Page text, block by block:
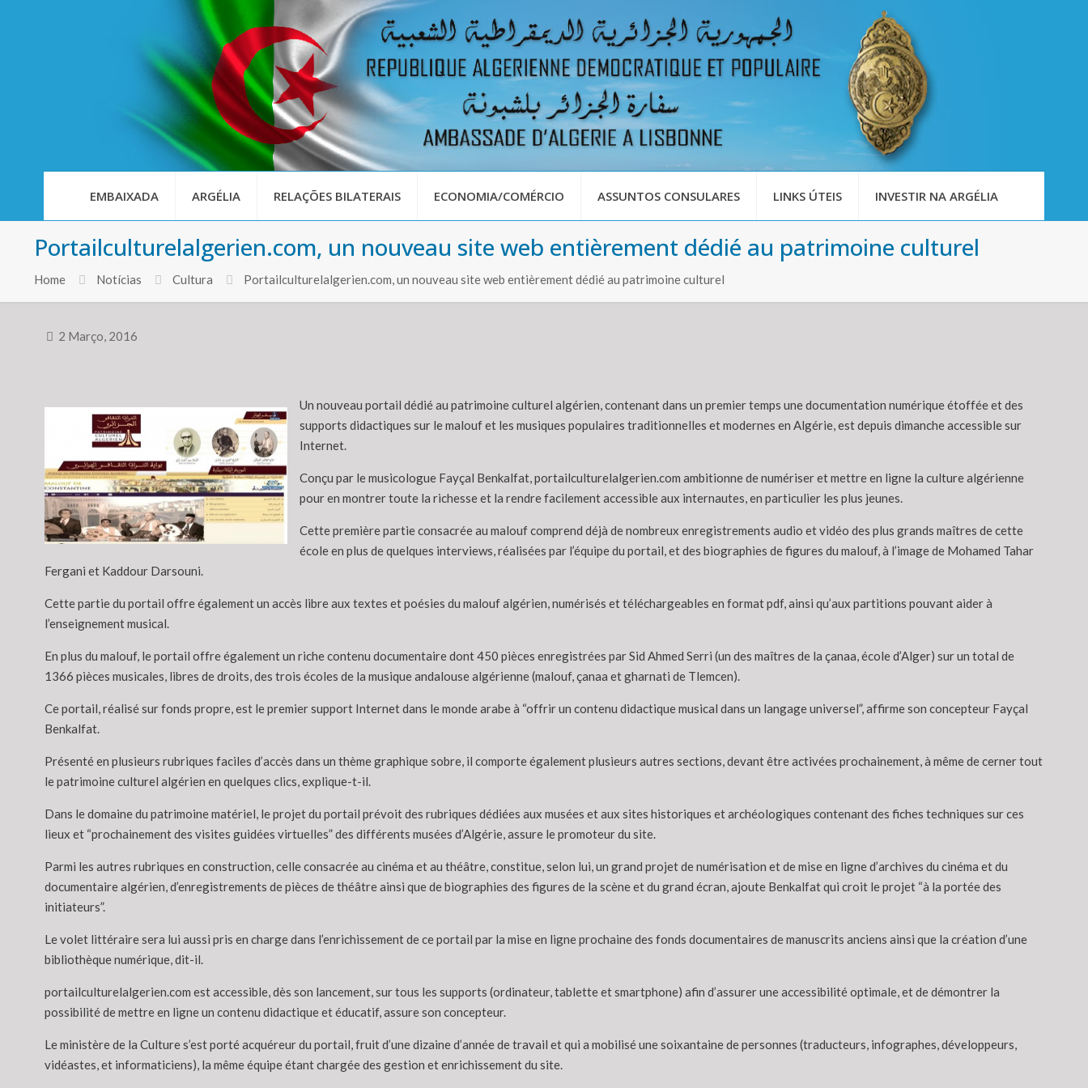
EMBAIXADA ARGÉLIA RELAÇÕES BILATERAIS ECONOMIA/COMÉRCIO ASSUNTOS CONSULARES LINKS ÚTEIS INVESTIR NA ARGÉLIA
Portailculturelalgerien.com, un nouveau site web entièrement dédié au patrimoine culturel
Home Notícias Cultura Portailculturelalgerien.com, un nouveau site web entièrement dédié au patrimoine culturel
2 Março, 2016
Un nouveau portail dédié au patrimoine culturel algérien, contenant dans un premier temps une documentation numérique étoffée et des
supports didactiques sur le malouf et les musiques populaires traditionnelles et modernes en Algérie, est depuis dimanche accessible sur
Internet.
Conçu par le musicologue Fayçal Benkalfat, portailculturelalgerien.com ambitionne de numériser et mettre en ligne la culture algérienne
pour en montrer toute la richesse et la rendre facilement accessible aux internautes, en particulier les plus jeunes.
Cette première partie consacrée au malouf comprend déjà de nombreux enregistrements audio et vidéo des plus grands maîtres de cette
école en plus de quelques interviews, réalisées par l’équipe du portail, et des biographies de figures du malouf, à l’image de Mohamed Tahar
Fergani et Kaddour Darsouni.
Cette partie du portail offre également un accès libre aux textes et poésies du malouf algérien, numérisés et téléchargeables en format pdf, ainsi qu’aux partitions pouvant aider à
l’enseignement musical.
En plus du malouf, le portail offre également un riche contenu documentaire dont 450 pièces enregistrées par Sid Ahmed Serri (un des maîtres de la çanaa, école d’Alger) sur un total de
1366 pièces musicales, libres de droits, des trois écoles de la musique andalouse algérienne (malouf, çanaa et gharnati de Tlemcen).
Ce portail, réalisé sur fonds propre, est le premier support Internet dans le monde arabe à “offrir un contenu didactique musical dans un langage universel”, affirme son concepteur Fayçal
Benkalfat.
Présenté en plusieurs rubriques faciles d’accès dans un thème graphique sobre, il comporte également plusieurs autres sections, devant être activées prochainement, à même de cerner tout
le patrimoine culturel algérien en quelques clics, explique-t-il.
Dans le domaine du patrimoine matériel, le projet du portail prévoit des rubriques dédiées aux musées et aux sites historiques et archéologiques contenant des fiches techniques sur ces
lieux et “prochainement des visites guidées virtuelles” des différents musées d’Algérie, assure le promoteur du site.
Parmi les autres rubriques en construction, celle consacrée au cinéma et au théâtre, constitue, selon lui, un grand projet de numérisation et de mise en ligne d’archives du cinéma et du
documentaire algérien, d’enregistrements de pièces de théâtre ainsi que de biographies des figures de la scène et du grand écran, ajoute Benkalfat qui croit le projet “à la portée des
initiateurs”.
Le volet littéraire sera lui aussi pris en charge dans l’enrichissement de ce portail par la mise en ligne prochaine des fonds documentaires de manuscrits anciens ainsi que la création d’une
bibliothèque numérique, dit-il.
portailculturelalgerien.com est accessible, dès son lancement, sur tous les supports (ordinateur, tablette et smartphone) afin d’assurer une accessibilité optimale, et de démontrer la
possibilité de mettre en ligne un contenu didactique et éducatif, assure son concepteur.
Le ministère de la Culture s’est porté acquéreur du portail, fruit d’une dizaine d’année de travail et qui a mobilisé une soixantaine de personnes (traducteurs, infographes, développeurs,
vidéastes, et informaticiens), la même équipe étant chargée des gestion et enrichissement du site.